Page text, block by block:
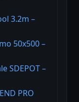
3.2m –
50x500 –
SDEPOT –
PRO